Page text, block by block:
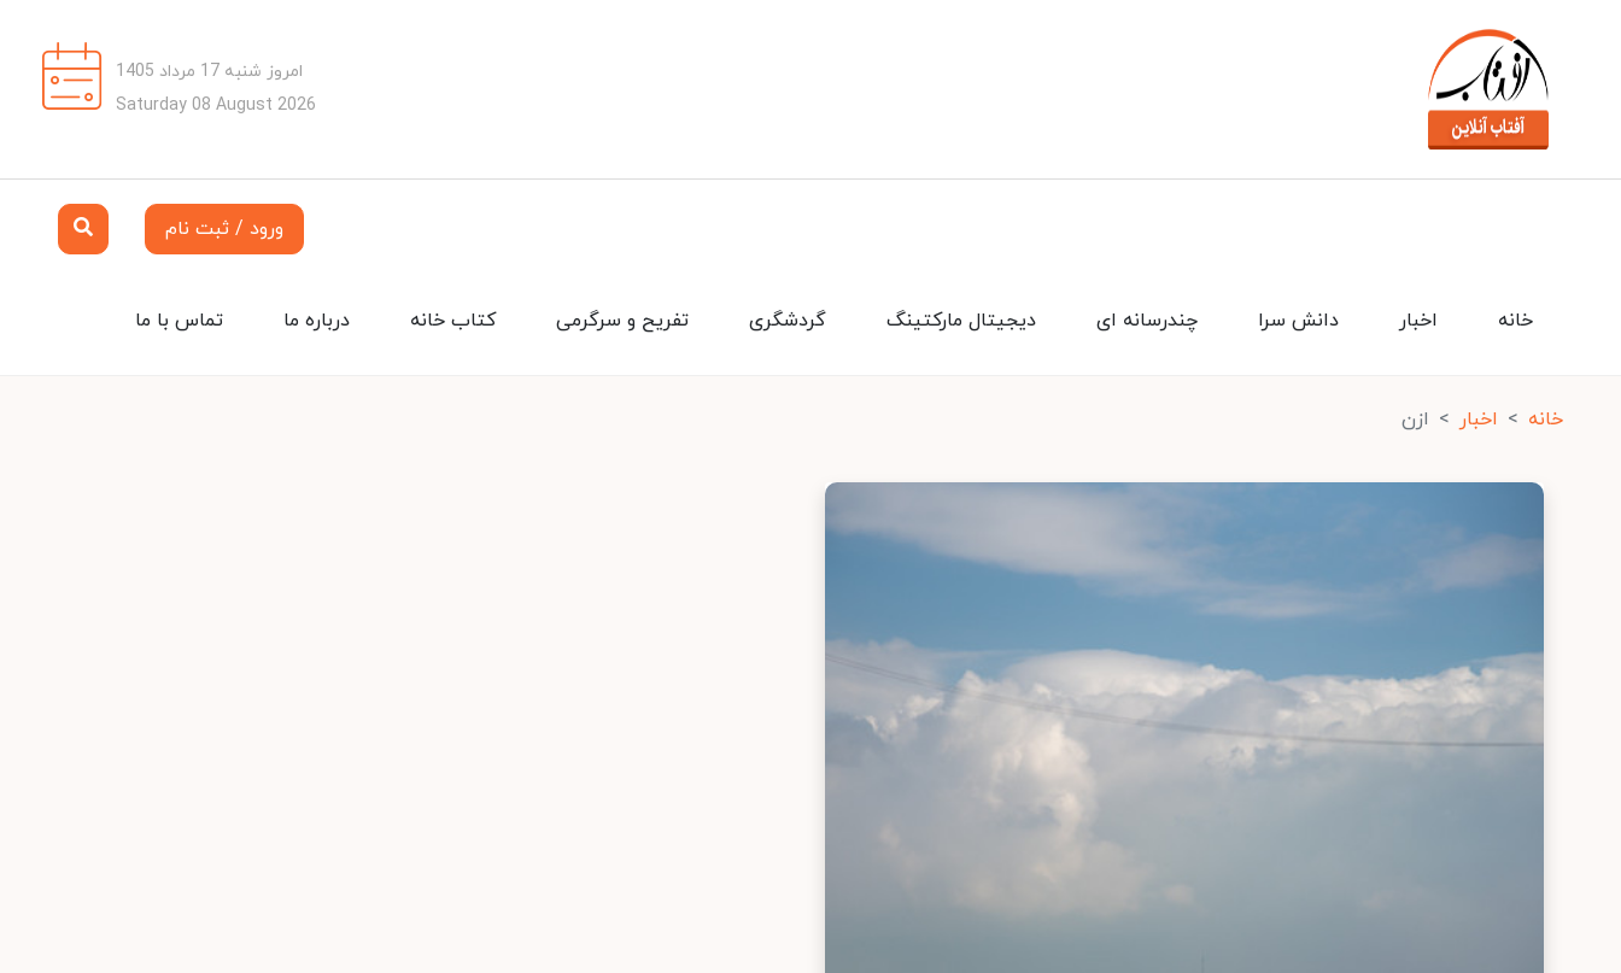
امروز شنبه 17 مرداد 1405
Saturday 08 August 2026
ورود / ثبت نام
تماس با ما درباره ما کتاب خانه تفریح و سرگرمی گردشگری دیجیتال مارکتینگ چندرسانه ای دانش سرا اخبار خانه
خانه اخبار ازن